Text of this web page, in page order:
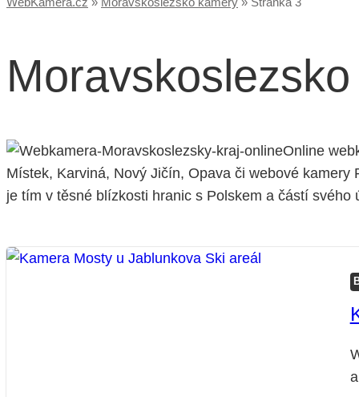
Online
Místek, Karviná, Nový Jičín, Opava či webové
je tím v těsné blízkosti hranic s Polskem a částí